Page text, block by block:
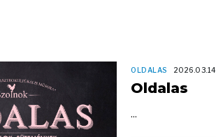
OLDALAS 2026.03.14
Oldalas
...